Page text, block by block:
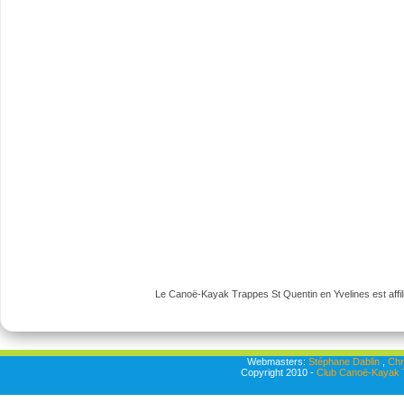
Le Canoë-Kayak Trappes St Quentin en Yvelines est
Webmasters: Stéphane Dablin,
Copyright 2010 - Club Canoë-Kayak